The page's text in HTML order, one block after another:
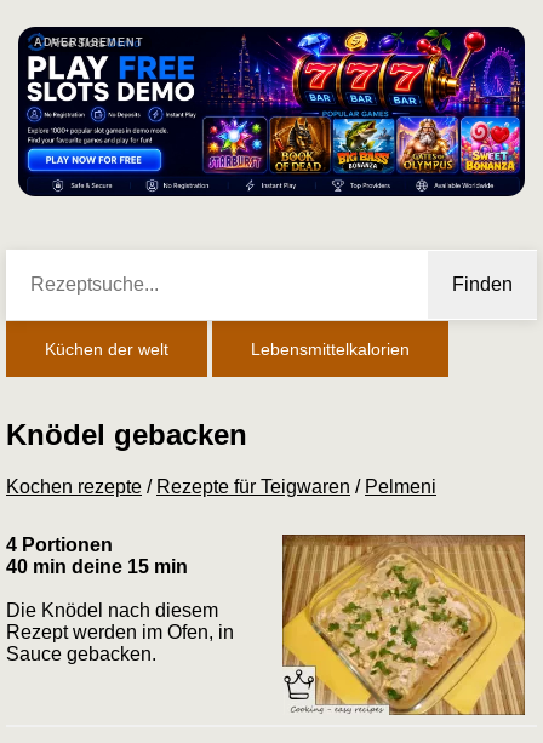
ADVERTISEMENT
Finden
Küchen der welt Lebensmittelkalorien
Knödel gebacken
Kochen rezepte / Rezepte für Teigwaren / Pelmeni
4 Portionen
40 min deine 15 min
Die Knödel nach diesem
Rezept werden im Ofen, in
Sauce gebacken.